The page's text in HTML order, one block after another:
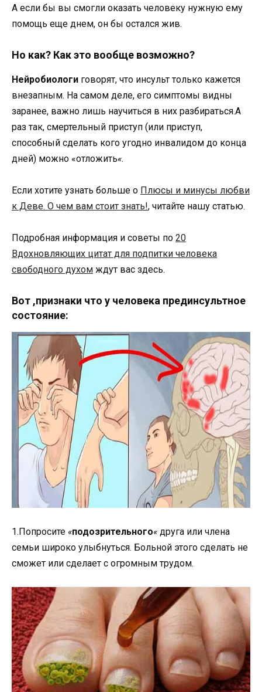
А если бы вы смогли оказать человеку нужную ему
помощь еще днем, он бы остался жив.
Но как? Как это вообще возможно?
Нейробиологи говорят, что инсульт только кажется
внезапным. На самом деле, его симптомы видны
заранее, важно лишь научиться в них разбираться.А
раз так, смертельный приступ (или приступ,
способный сделать кого угодно инвалидом до конца
дней) можно «отложить«.
Если хотите узнать больше о Плюсы и минусы любви
к Деве. О чем вам стоит знать!, читайте нашу статью.
Подробная информация и советы по 20
Вдохновляющих цитат для подпитки человека
свободного духом ждут вас здесь.
Вот ,признаки что у человека прединсультное
состояние:
1.Попросите «подозрительного« друга или члена
семьи широко улыбнуться. Больной этого сделать не
сможет или сделает с огромным трудом.